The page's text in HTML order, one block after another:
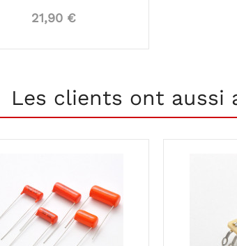
21,90 €
Les clients ont aussi